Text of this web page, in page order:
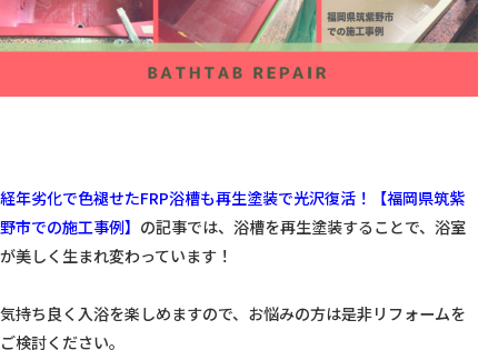
経年劣化で色褪せたFRP浴槽も再生塗装で光沢復活！【福岡県筑紫
野市での施工事例】 の記事では、浴槽を再生塗装することで、浴室
が美しく生まれ変わっています！
気持ち良く入浴を楽しめますので、お悩みの方は是非リフォームを
ご検討ください。